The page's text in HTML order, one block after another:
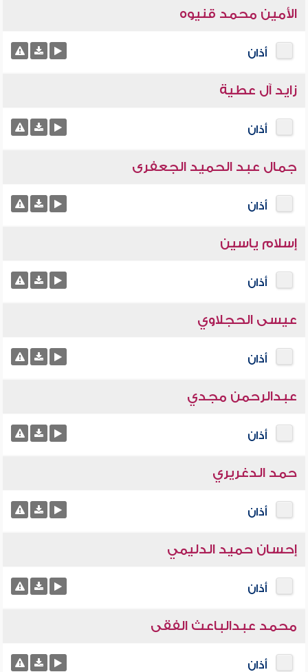
الأمين محمد قنيوه
أذان
زايد آل عطية
أذان
جمال عبد الحميد الجعفرى
أذان
إسلام ياسين
أذان
عيسى الحجلاوي
أذان
عبدالرحمن مجدي
أذان
حمد الدغريري
أذان
إحسان حميد الدليمي
أذان
محمد عبدالباعث الفقى
أذان